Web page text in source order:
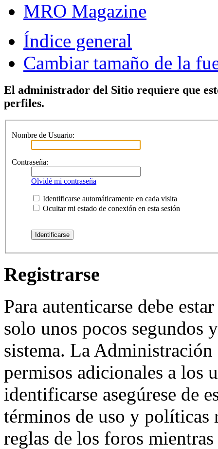
MRO Magazine
Índice general
Cambiar tamaño de la
El administrador del Sitio requiere que
perfiles.
Nombre de Usuario:
Contraseña:
Olvidé mi contraseña
Identificarse automáticamente en cada visita
Ocultar mi estado de conexión en esta sesión
Registrarse
Para autenticarse debe
solo unos pocos segundos
sistema. La
permisos adicionales a los
identificarse asegúrese de
términos de uso y políticas
reglas de los foros